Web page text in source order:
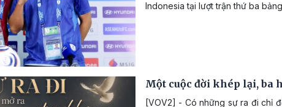
Indonesia tại lượt trận thứ ba
Một cuộc đời khép lại, ba
[VOV2] - Có những sự ra đi chỉ